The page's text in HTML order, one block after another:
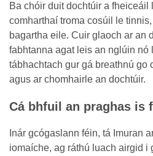
Ba chóir duit dochtúir a fheiceáil
comharthaí troma cosúil le
bagartha eile. Cuir glaoch ar an
fabhtanna agat leis an nglúin nó
tábhachtach gur gá breathnú go
agus ar chomhairle an dochtúir.
Cá bhfuil an praghas is
Inár gcógaslann féin, tá Imuran
iomaíche, ag ráthú luach airgid i